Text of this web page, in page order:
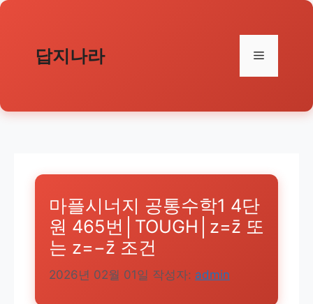
컨
너
답지나라 메
마플시너지 공통수학1 4단
원 465번│TOUGH│z=z̄ 또
는 z=−z̄ 조건
2026년 02월 01일 작성자: admin